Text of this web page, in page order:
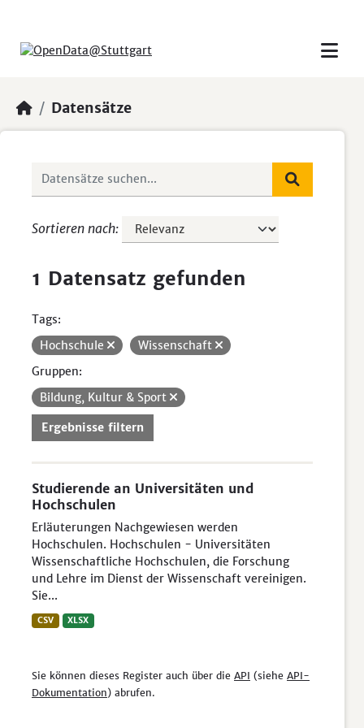
Datensätze
Sortieren nach
1 Datensatz gefunden
Tags:
Hochschule
Wissenschaft
Gruppen:
Bildung, Kultur & Sport
Ergebnisse filtern
Studierende an Universitäten und
Hochschulen
Erläuterungen Nachgewiesen werden
Hochschulen. Hochschulen - Universitäten
Wissenschaftliche Hochschulen, die Forschung
und Lehre im Dienst der Wissenschaft vereinigen.
Sie...
CSV XLSX
Sie können dieses Register auch über die API (siehe API-
Dokumentation) abrufen.